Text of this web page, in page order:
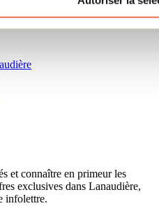
et connaître en primeur les
exclusives dans Lanaudière,
infolettre.